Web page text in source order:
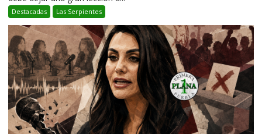
Destacadas Las Serpientes